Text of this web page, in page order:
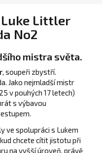
Luke Littler
No2
mistra světa.
, soupeři zbystří.
Jako nejmladší mistr
v pouhých 17 letech)
s výbavou
ve spolupráci s Lukem
chcete cítit jistotu při
na vyšší úroveň, právě